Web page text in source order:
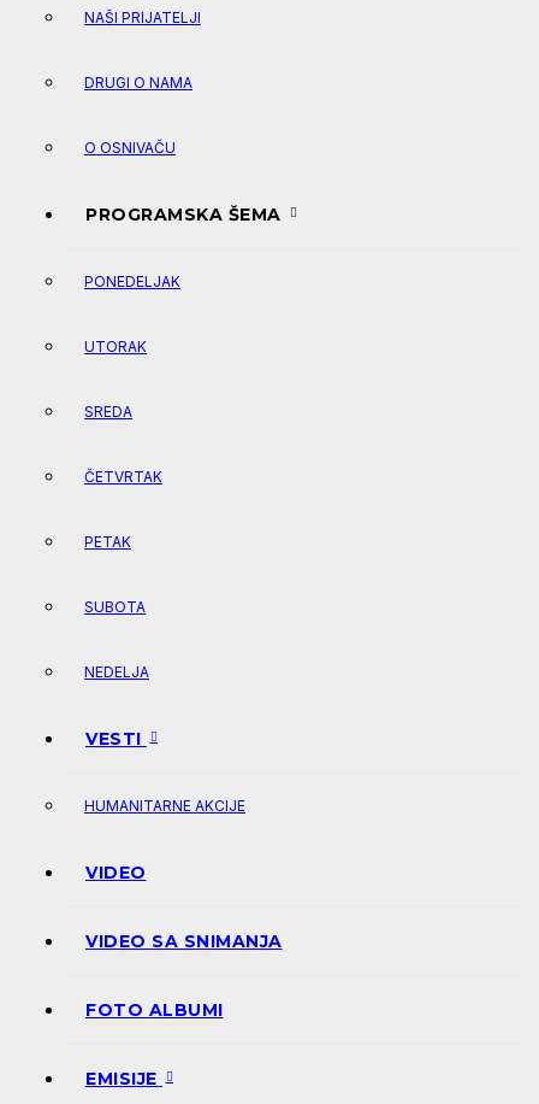
NAŠI PRIJATELJI
DRUGI O NAMA
O OSNIVAČU
PROGRAMSKA ŠEMA
PONEDELJAK
UTORAK
SREDA
ČETVRTAK
PETAK
SUBOTA
NEDELJA
VESTI
HUMANITARNE AKCIJE
VIDEO
VIDEO SA SNIMANJA
FOTO ALBUMI
EMISIJE